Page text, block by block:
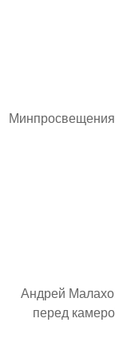
Минпросвещения
Андрей
перед